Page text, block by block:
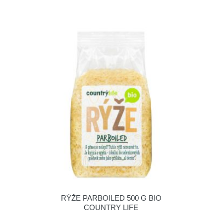
RÝŽE PARBOILED 500 G BIO
COUNTRY LIFE